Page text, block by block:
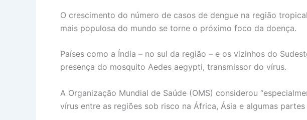
O crescimento do número de casos de dengue na região
mais populosa do mundo se torne o próximo foco da doença.
Países como a Índia – no sul da região – e os vizinhos do
presença do mosquito Aedes aegypti, transmissor do vírus.
A Organização Mundial de Saúde (OMS) considerou
vírus entre as regiões sob risco na África, Ásia e algumas partes